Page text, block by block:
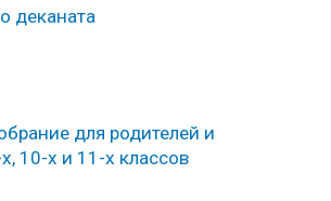
деканата
для родителей и
10-х и 11-х классов